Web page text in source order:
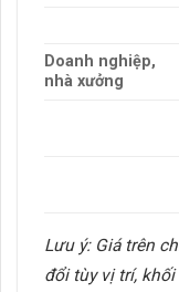
Doanh nghiệp,
nhà xưởng
Lưu ý: Giá trên
đổi tùy vị trí,